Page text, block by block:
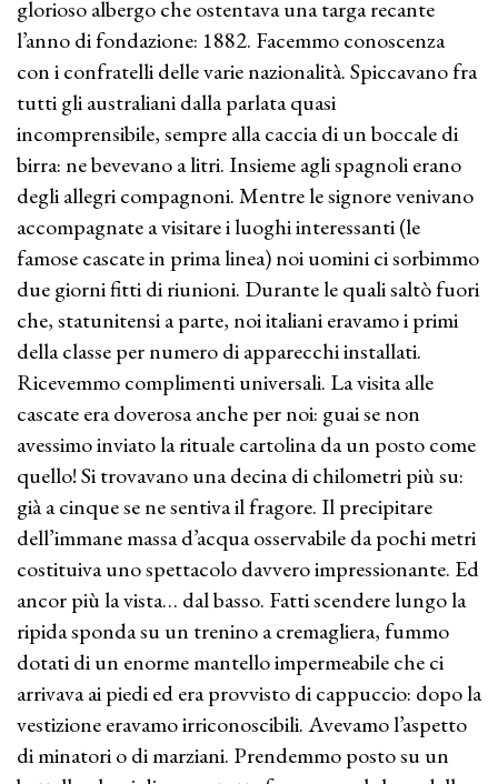
glorioso albergo che ostentava una targa recante
l’anno di fondazione: 1882. Facemmo conoscenza
con i confratelli delle varie nazionalità. Spiccavano fra
tutti gli australiani dalla parlata quasi
incomprensibile, sempre alla caccia di un boccale di
birra: ne bevevano a litri. Insieme agli spagnoli erano
degli allegri compagnoni. Mentre le signore venivano
accompagnate a visitare i luoghi interessanti (le
famose cascate in prima linea) noi uomini ci sorbimmo
due giorni fitti di riunioni. Durante le quali saltò fuori
che, statunitensi a parte, noi italiani eravamo i primi
della classe per numero di apparecchi installati.
Ricevemmo complimenti universali. La visita alle
cascate era doverosa anche per noi: guai se non
avessimo inviato la rituale cartolina da un posto come
quello! Si trovavano una decina di chilometri più su:
già a cinque se ne sentiva il fragore. Il precipitare
dell’immane massa d’acqua osservabile da pochi metri
costituiva uno spettacolo davvero impressionante. Ed
ancor più la vista… dal basso. Fatti scendere lungo la
ripida sponda su un trenino a cremagliera, fummo
dotati di un enorme mantello impermeabile che ci
arrivava ai piedi ed era provvisto di cappuccio: dopo la
vestizione eravamo irriconoscibili. Avevamo l’aspetto
di minatori o di marziani. Prendemmo posto su un